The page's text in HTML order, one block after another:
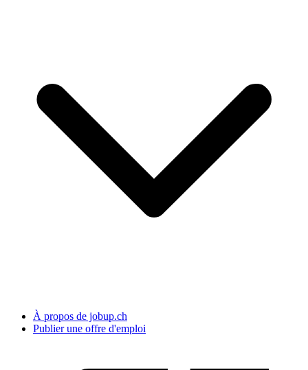
À propos de jobup.ch
Publier une offre d'emploi